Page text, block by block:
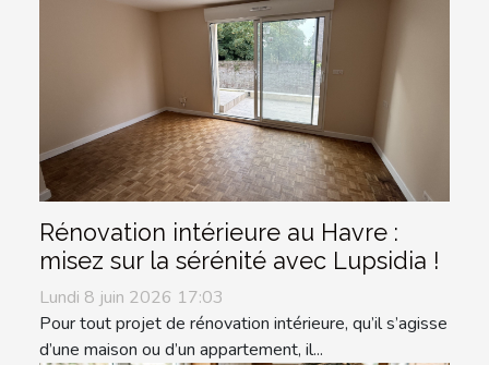
Rénovation intérieure au Havre :
misez sur la sérénité avec Lupsidia !
Lundi 8 juin 2026 17:03
Pour tout projet de rénovation intérieure, qu’il s’agisse
d’une maison ou d’un appartement, il...